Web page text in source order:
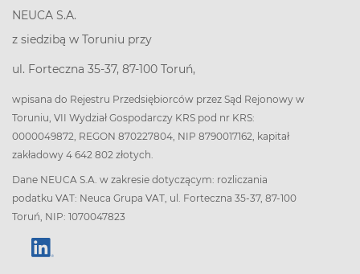
NEUCA S.A.
z siedzibą w Toruniu przy
ul. Forteczna 35-37, 87-100 Toruń,
wpisana do Rejestru Przedsiębiorców przez Sąd Rejonowy w
Toruniu, VII Wydział Gospodarczy KRS pod nr KRS:
0000049872, REGON 870227804, NIP 8790017162, kapitał
zakładowy 4 642 802 złotych.
Dane NEUCA S.A. w zakresie dotyczącym: rozliczania
podatku VAT: Neuca Grupa VAT, ul. Forteczna 35-37, 87-100
Toruń, NIP: 1070047823